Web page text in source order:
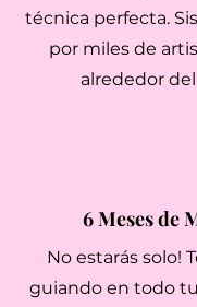
técnica perfecta.
por miles de
alrededor
6 Meses de
No estarás solo!
guiando en todo